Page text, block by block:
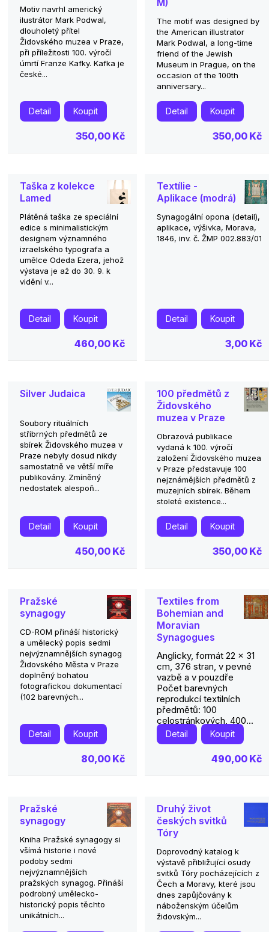
Motiv navrhl americký
ilustrátor Mark Podwal,
dlouholetý přítel
Židovského muzea v Praze,
při příležitosti 100. výročí
úmrtí Franze Kafky. Kafka je
české...
350,00 Kč
Detail Koupit
M)
The motif was designed by
the American illustrator
Mark Podwal, a long-time
friend of the Jewish
Museum in Prague, on the
occasion of the 100th
anniversary...
350,00 Kč
Detail Koupit
Taška z kolekce
Lamed
Plátěná taška ze speciální
edice s minimalistickým
designem významného
izraelského typografa a
umělce Odeda Ezera, jehož
výstava je až do 30. 9. k
vidění v...
460,00 Kč
Detail Koupit
Textílie -
Aplikace (modrá)
Synagogální opona (detail),
aplikace, výšivka, Morava,
1846, inv. č. ŽMP 002.883/01
3,00 Kč
Detail Koupit
Silver Judaica
Soubory rituálních
stříbrných předmětů ze
sbírek Židovského muzea v
Praze nebyly dosud nikdy
samostatně ve větší míře
publikovány. Zmíněný
nedostatek alespoň...
450,00 Kč
Detail Koupit
100 předmětů z
Židovského
muzea v Praze
Obrazová publikace
vydaná k 100. výročí
založení Židovského muzea
v Praze představuje 100
nejznámějších předmětů z
muzejních sbírek. Během
stoleté existence...
350,00 Kč
Detail Koupit
Pražské
synagogy
CD-ROM přináší historický
a umělecký popis sedmi
nejvýznamnějších synagog
Židovského Města v Praze
doplněný bohatou
fotografickou dokumentací
(102 barevných...
80,00 Kč
Detail Koupit
Textiles from
Bohemian and
Moravian
Synagogues
Anglicky, formát 22 x 31
cm, 376 stran, v pevné
vazbě a v pouzdře
Počet barevných
reprodukcí textilních
předmětů: 100
celostránkových, 400...
490,00 Kč
Detail Koupit
Pražské
synagogy
Kniha Pražské synagogy si
všímá historie i nové
podoby sedmi
nejvýznamnějších
pražských synagog. Přináší
podrobný umělecko-
historický popis těchto
unikátních...
Druhý život
českých svitků
Tóry
Doprovodný katalog k
výstavě přibližující osudy
svitků Tóry pocházejících z
Čech a Moravy, které jsou
dnes zapůjčovány k
náboženským účelům
židovským...